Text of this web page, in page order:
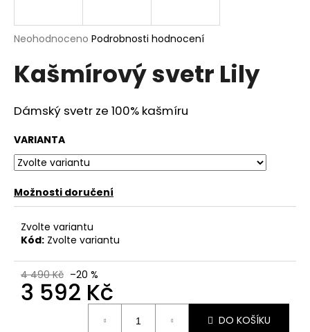
Průměrné
produktu
je
z
5
Neohodnoceno Podrobnosti hodnocení
Kašmírový svetr Lily
Dámský svetr ze 100% kašmíru
VARIANTA
Možnosti doručení
Zvolte variantu
Kód: Zvolte variantu
4 490 Kč –20 %
3 592 Kč
DO KOŠÍKU
j
t
?
D
o
o
u